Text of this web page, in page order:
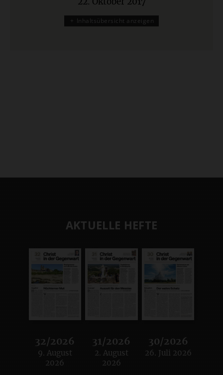
:
22. Oktober 2017
Inhaltsübersicht anzeigen
AKTUELLE HEFTE
32/2026
:
9. August
2026
31/2026
:
2. August
2026
30/2026
:
26. Juli 2026